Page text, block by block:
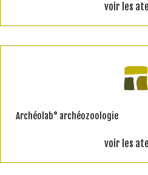
voir les
Archéolab° archéozoologie
voir les